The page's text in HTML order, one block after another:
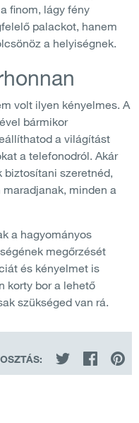
finom, lágy fény
palackot, hanem
a helyiségnek.
volt ilyen kényelmes. A
bármikor
a világítást
a telefonodról. Akár
biztosítani szeretnéd,
minden a
a hagyományos
megőrzését
és kényelmet is
korty bor a lehető
szükséged van rá.